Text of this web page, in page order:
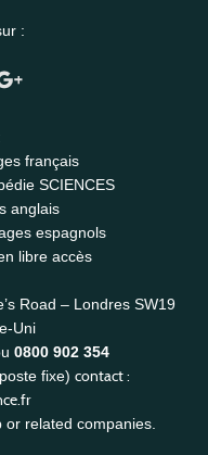
:
français
SCIENCES
anglais
espagnols
libre accès
Road – Londres SW19
Uni
0800 902 354
fixe) contact :
related companies.